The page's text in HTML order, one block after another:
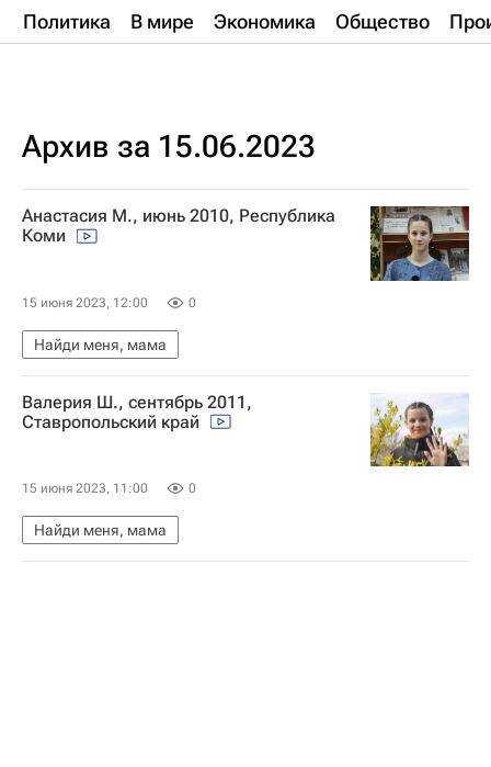
Политика В мире Экономика Общество
Архив за 15.06.2023
Анастасия М., июнь 2010, Республика
Коми
15 июня 2023, 12:00 0
Найди меня, мама
Валерия Ш., сентябрь 2011,
Ставропольский край
15 июня 2023, 11:00 0
Найди меня, мама